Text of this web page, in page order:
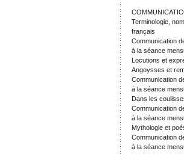
Terminologie,
français
Communication
à la séance
Locutions et
Angoysses et
Communication
à la séance
Dans les
Communication
à la séance
Mythologie et
Communication
à la séance